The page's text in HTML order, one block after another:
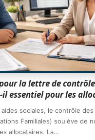
la lettre de
il essentiel pour les
sociales, le contrôle
Familiales) soulève de
allocataires. La…